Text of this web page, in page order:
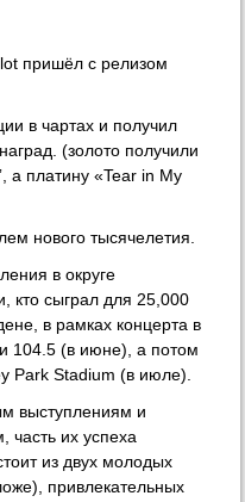
пришёл с релизом
в чартах и получил
(золото получили
а платину «Tear in My
нового тысячелетия.
в округе
сыграл для 25,000
в рамках концерта в
104.5 (в июне), а потом
Park Stadium (в июле).
выступлениям и
часть их успеха
из двух молодых
привлекательных